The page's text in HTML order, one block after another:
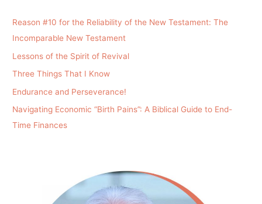
Reason #10 for the Reliability of the New Testament: The
Incomparable New Testament
Lessons of the Spirit of Revival
Three Things That I Know
Endurance and Perseverance!
Navigating Economic “Birth Pains”: A Biblical Guide to End-
Time Finances